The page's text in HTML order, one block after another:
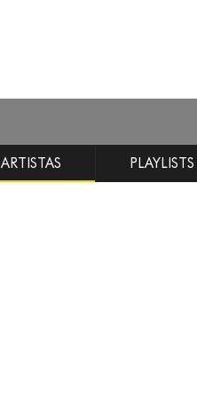
ARTISTAS PLAYLISTS